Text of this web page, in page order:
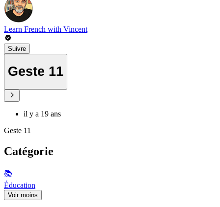
Learn French with Vincent
Suivre
Geste 11
il y a 19 ans
Geste 11
Catégorie
📚
Éducation
Voir moins